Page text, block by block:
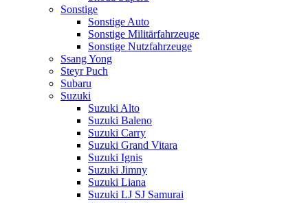
Sonstige
Sonstige Auto
Sonstige Militärfahrzeuge
Sonstige Nutzfahrzeuge
Ssang Yong
Steyr Puch
Subaru
Suzuki
Suzuki Alto
Suzuki Baleno
Suzuki Carry
Suzuki Grand Vitara
Suzuki Ignis
Suzuki Jimny
Suzuki Liana
Suzuki LJ SJ Samurai